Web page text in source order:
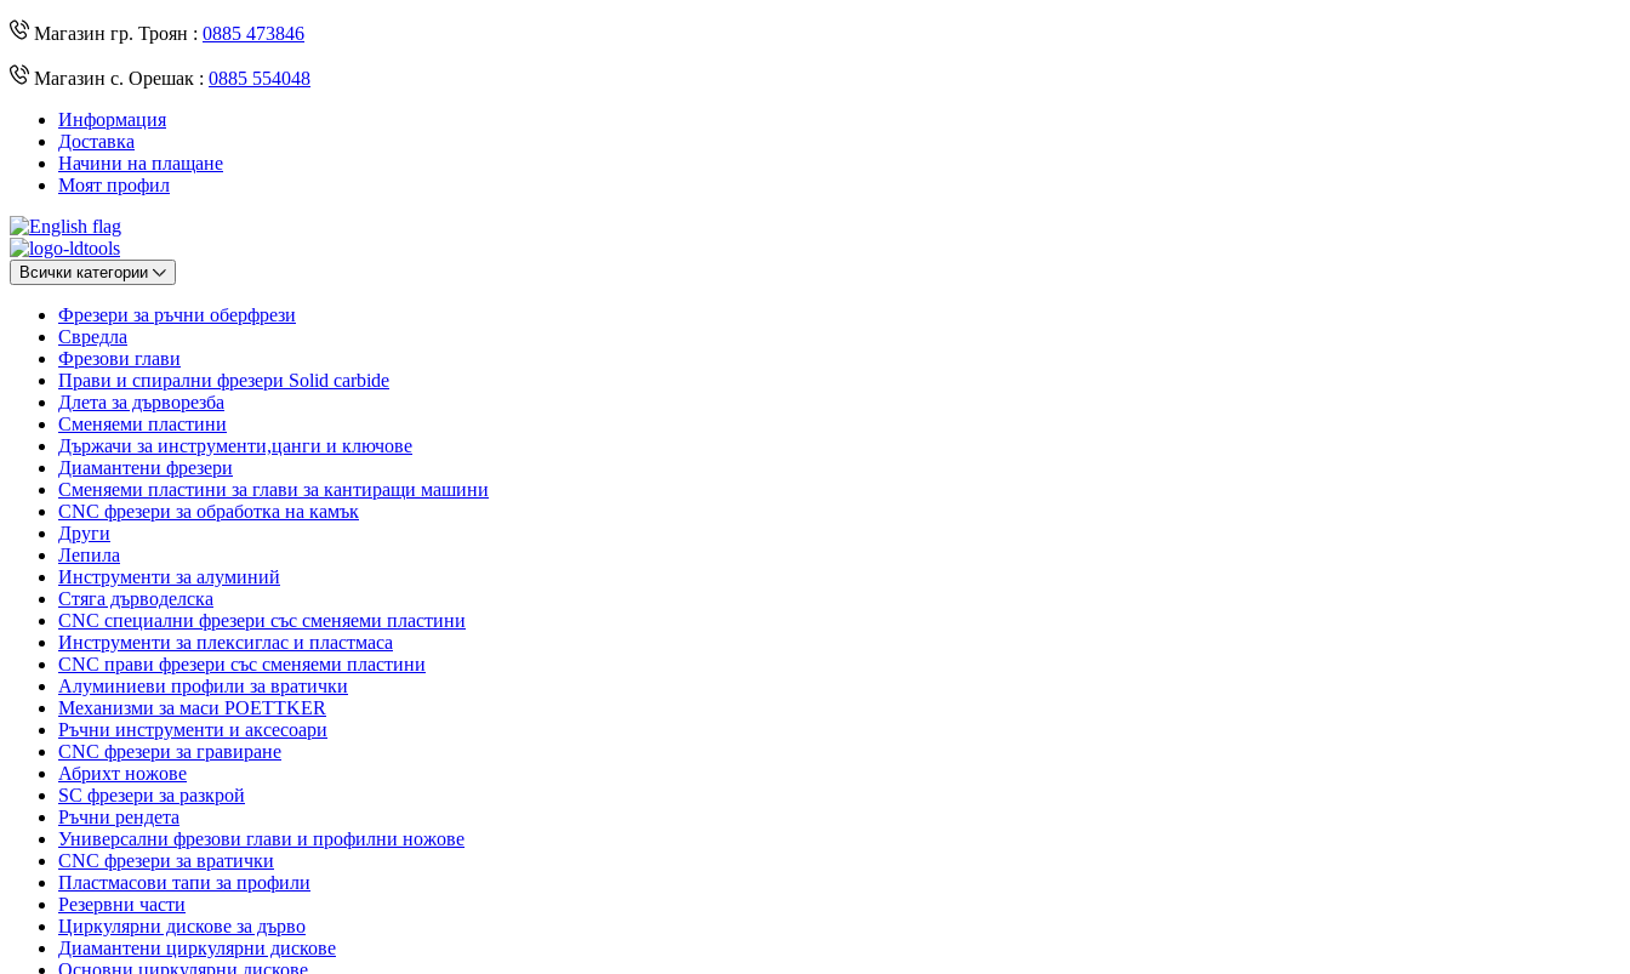
Магазин гр. Троян : 0885 473846
Магазин с. Орешак : 0885 554048
Информация
Доставка
Начини на плащане
Моят профил
Всички категории
Фрезери за ръчни оберфрези
Свредла
Фрезови глави
Прави и спирални фрезери Solid carbide
Длета за дърворезба
Сменяеми пластини
Държачи за инструменти,цанги и ключове
Диамантени фрезери
Сменяеми пластини за глави за кантиращи машини
CNC фрезери за обработка на камък
Други
Лепила
Инструменти за алуминий
Стяга дърводелска
CNC специални фрезери със сменяеми пластини
Инструменти за плексиглас и пластмаса
CNC прави фрезери със сменяеми пластини
Алуминиеви профили за вратички
Механизми за маси POETTKER
Ръчни инструменти и аксесоари
CNC фрезери за гравиране
Абрихт ножове
SC фрезери за разкрой
Ръчни рендета
Универсални фрезови глави и профилни ножове
CNC фрезери за вратички
Пластмасови тапи за профили
Резервни части
Циркулярни дискове за дърво
Диамантени циркулярни дискове
Основни циркулярни дискове